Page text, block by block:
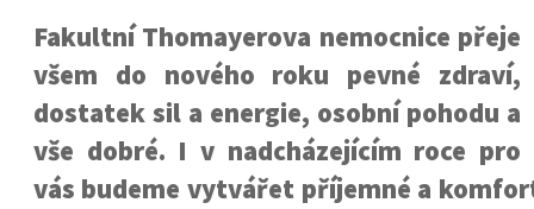
Fakultní Thomayerova nemocnice přeje
všem do nového roku pevné zdraví,
dostatek sil a energie, osobní pohodu a
vše dobré. I v nadcházejícím roce pro
vás budeme vytvářet příjemné a